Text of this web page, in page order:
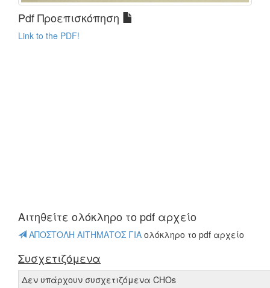
Pdf Προεπισκόπηση
Link to the PDF!
Αιτηθείτε oλόκληρο το pdf αρχείο
ΑΠΟΣΤΟΛΗ ΑΙΤΗΜΑΤΟΣ ΓΙΑ oλόκληρο το pdf αρχείο
Συσχετιζόμενα
Δεν υπάρχουν συσχετιζόμενα CHOs